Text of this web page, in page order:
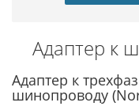
Адаптер к
Адаптер к
шинопроводу